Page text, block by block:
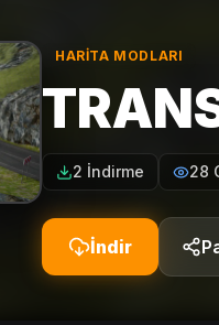
HARITA MODLARI
2 İndirme 28
İndir